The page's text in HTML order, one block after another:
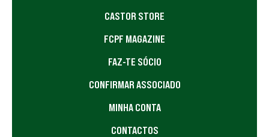
CASTOR STORE
FCPF MAGAZINE
FAZ-TE SÓCIO
CONFIRMAR ASSOCIADO
MINHA CONTA
CONTACTOS